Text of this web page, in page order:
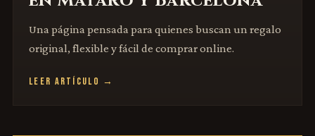
Una página pensada para quienes buscan un regalo
original, flexible y fácil de comprar online.
LEER ARTÍCULO →